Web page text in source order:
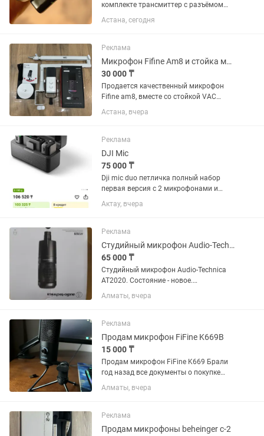
комплекте трансмиттер с разъёмом
Type-C, микрофон 1 шт, пуховка от
ветра, провод Type-C для съёмки в
состоянии, легкий в соединении!
Астана, сегодня
Реклама
Микрофон Fifine Am8 и стойка микрофона VAC BM88
30 000 ₸
Продается качественный микрофон
Fifine am8, вместе со стойкой VAC
BM88 Вся комплектация микрофона
присутствует, документы, коробка,
работает идеально, состояние все...
Астана, вчера
Реклама
DJI Mic
75 000 ₸
Dji mic duo петличка полный набор
первая версия с 2 микрофонами и
полным набором
Актау, вчера
Реклама
Студийный микрофон Audio-Technica AT2020
65 000 ₸
Студийный микрофон Audio-Technica
AT2020. Состояние - новое.
Практически не использовался. В
комплекте коробка, микрофон,
кабель XLR. В нагрузку бесплатно
отдам...
Алматы, вчера
Реклама
Продам микрофон FiFine K669B
15 000 ₸
Продам микрофон FiFine K669 Брали
год назад все документы о покупке
есть Состояние: 9 из 10 Цена:
Договорная Любые проверки, Звук
ВОПРОСАМ ПИСАТЬ на Микрофон
Fifine...
Алматы, вчера
Реклама
Продам микрофоны beheinger c-2